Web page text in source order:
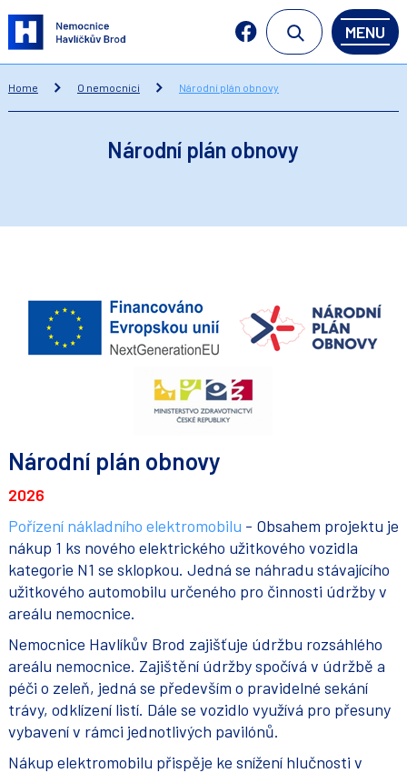
MENU
Home O nemocnici Národní plán obnovy
Národní plán obnovy
Národní plán obnovy
2026
Pořízení nákladního elektromobilu - Obsahem projektu je
nákup 1 ks nového elektrického užitkového vozidla
kategorie N1 se sklopkou. Jedná se náhradu stávajícího
užitkového automobilu určeného pro činnosti údržby v
areálu nemocnice.
Nemocnice Havlíkův Brod zajišťuje údržbu rozsáhlého
areálu nemocnice. Zajištění údržby spočívá v údržbě a
péči o zeleň, jedná se především o pravidelné sekání
trávy, odklízení listí. Dále se vozidlo využívá pro přesuny
vybavení v rámci jednotlivých pavilónů.
Nákup elektromobilu přispěje ke snížení hlučnosti v